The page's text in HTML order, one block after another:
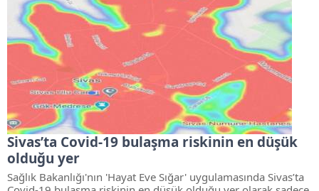
Sivas’ta Covid-19 bulaşma riskinin en düşük
olduğu yer
Sağlık Bakanlığı'nın 'Hayat Eve Sığar' uygulamasında Sivas’ta